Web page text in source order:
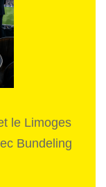
le Limoges
Bundeling